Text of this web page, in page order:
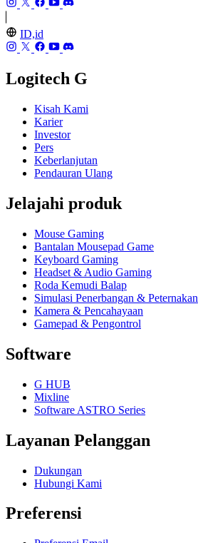
ID,id
Logitech G
Kisah Kami
Karier
Investor
Pers
Keberlanjutan
Pendauran Ulang
Jelajahi produk
Mouse Gaming
Bantalan Mousepad Game
Keyboard Gaming
Headset & Audio Gaming
Roda Kemudi Balap
Simulasi Penerbangan & Peternakan
Kamera & Pencahayaan
Gamepad & Pengontrol
Software
G HUB
Mixline
Software ASTRO Series
Layanan Pelanggan
Dukungan
Hubungi Kami
Preferensi